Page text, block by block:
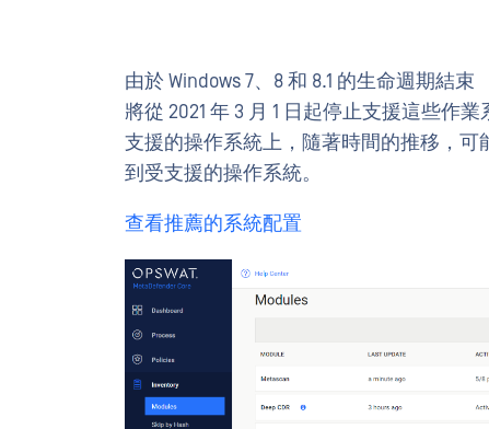
由於 Windows 7、8 和 8.1 的生命週期結束
將從 2021 年 3 月 1 日起停止支援這些作
支援的操作系統上，隨著時間的推移，
到受支援的操作系統。
查看推薦的系統配置